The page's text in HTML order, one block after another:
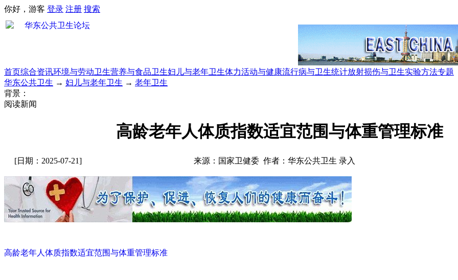
你好，游客 登录 注册 搜索
首页综合资讯环境与劳动卫生营养与食品卫生妇儿与老年卫生体力活动与健康流行病与卫生统计放射损伤与卫生实验方法专题
华东公共卫生 → 妇儿与老年卫生 → 老年卫生
背景：
阅读新闻
高龄老年人体质指数适宜范围与体重管理标准
[日期：2025-07-21] 来源：国家卫健委 作者：华东公共卫生 录入
高龄老年人体质指数适宜范围与体重管理标准